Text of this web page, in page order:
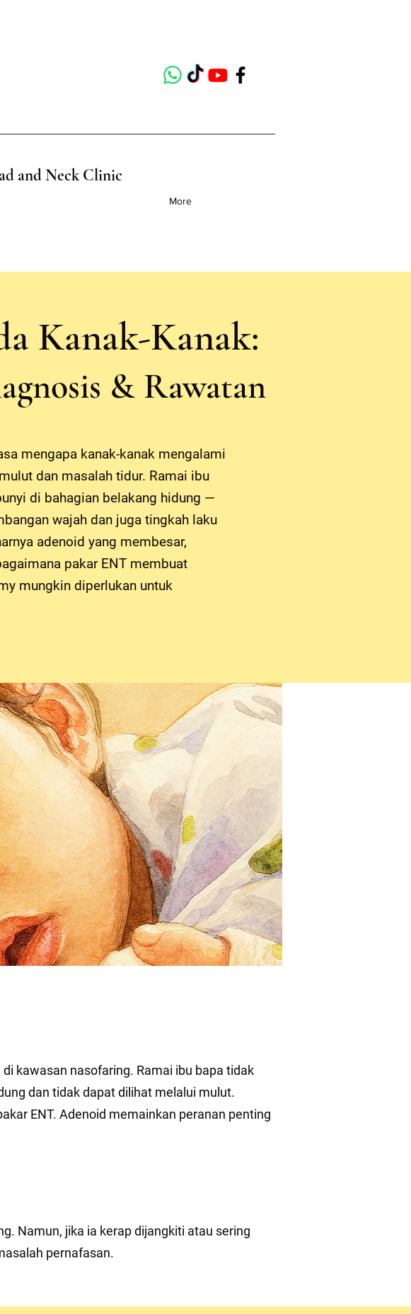
and Neck Clinic
More
Kanak-Kanak:
& Rawatan
mengapa kanak-kanak mengalami
dan masalah tidur. Ramai ibu
di bahagian belakang hidung —
wajah dan juga tingkah laku
adenoid yang membesar,
pakar ENT membuat
mungkin diperlukan untuk
kawasan nasofaring. Ramai ibu bapa tidak
dan tidak dapat dilihat melalui mulut.
ENT. Adenoid memainkan peranan penting
Namun, jika ia kerap dijangkiti atau sering
pernafasan.